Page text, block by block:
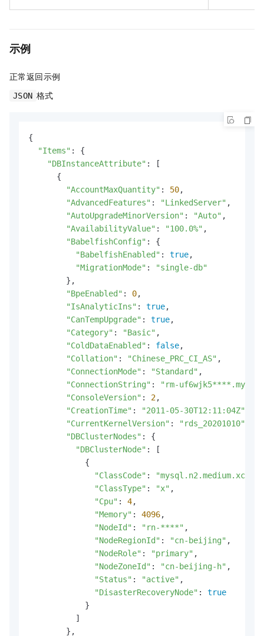
示例
正常返回示例
JSON 格式
{
"Items" : {
"DBInstanceAttribute" : [
      {
"AccountMaxQuantity" : 50,
"AdvancedFeatures" : "LinkedServer" ,
"AutoUpgradeMinorVersion" : "Auto" ,
"AvailabilityValue" : "100.0%" ,
"BabelfishConfig" : {
"BabelfishEnabled" : true,
"MigrationMode" :
"single-db"
        },
"BpeEnabled" : 0,
"IsAnalyticIns" : true,
"CanTempUpgrade" : true,
"Category" : "Basic" ,
"ColdDataEnabled" : false,
"Collation" : "Chinese_PRC_CI_AS" ,
"ConnectionMode" : "Standard" ,
"ConnectionString" :
"rm-
"ConsoleVersion" : 2,
"CreationTime" : "2011-05-30T12:11:04Z"
"CurrentKernelVersion" : "rds_20201010"
"DBClusterNodes" : {
"DBClusterNode" : [
            {
"ClassCode" : "mysql.n2.medium.xc"
"ClassType" : "x" ,
"Cpu" : 4,
"Memory" : 4096,
"NodeId" : "rn-****" ,
"NodeRegionId" : "cn-beijing" ,
"NodeRole" : "primary" ,
"NodeZoneId" : "cn-beijing-h" ,
"Status" : "active" ,
"DisasterRecoveryNode" : true
            }
          ]
        },